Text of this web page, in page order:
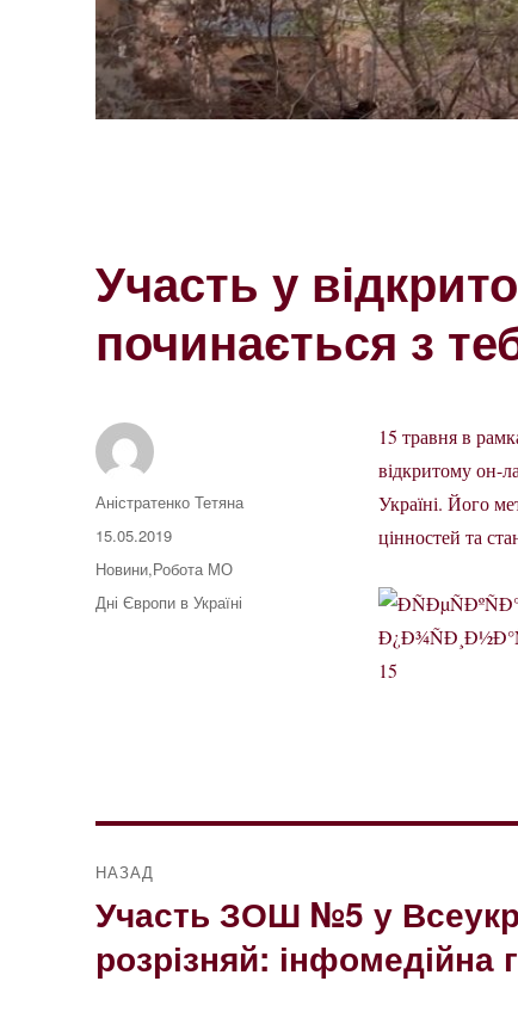
Участь у
починається з
15 травня в
відкритому он-
Україні. Його
цінностей та
15
Автор
Аністратенко Тетяна
Оприлюднено
15.05.2019
Категорії
Новини,Робота МО
Позначки
Дні Європи в Україні
записів
НАЗАД
Попередній
Участь ЗОШ №5 у
розрізняй: інфомедійна